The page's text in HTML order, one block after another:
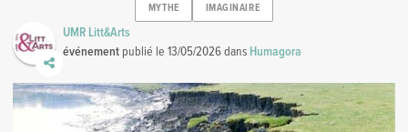
MYTHE IMAGINAIRE
UMR Litt&Arts
événement publié le13/05/2026dans Humagora